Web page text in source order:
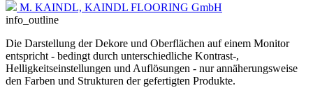
M. KAINDL, KAINDL FLOORING GmbH
info_outline
Die Darstellung der Dekore und Oberflächen auf einem Monitor
entspricht - bedingt durch unterschiedliche Kontrast-,
Helligkeitseinstellungen und Auflösungen - nur annäherungsweise
den Farben und Strukturen der gefertigten Produkte.